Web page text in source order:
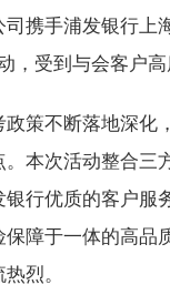
携手浦发银行上
，受到与会客户高
政策不断落地深化
。本次活动整合三
行优质的客户服
保障于一体的高品
烈。